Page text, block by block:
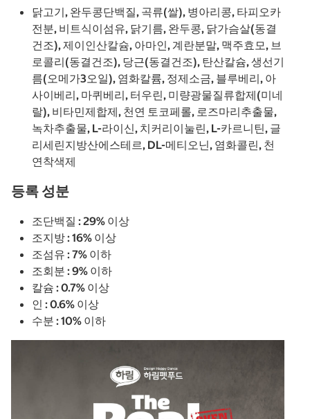
닭고기, 완두콩단백질, 곡류(쌀), 병아리콩, 타피오카
전분, 비트식이섬유, 닭기름, 완두콩, 닭가슴살(동결
건조), 제이인산칼슘, 아마인, 계란분말, 맥주효모, 브
로콜리(동결건조), 당근(동결건조), 탄산칼슘, 생선기
름(오메가3오일), 염화칼륨, 정제소금, 블루베리, 아
사이베리, 마퀴베리, 터우린, 미량광물질류합제(미네
랄), 비타민제합제, 천연 토코페롤, 로즈마리추출물,
녹차추출물, L-라이신, 치커리이눌린, L-카르니틴, 글
리세린지방산에스테르, DL-메티오닌, 염화콜린, 천
연착색제
등록 성분
조단백질 : 29% 이상
조지방 : 16% 이상
조섬유 : 7% 이하
조회분 : 9% 이하
칼슘 : 0.7% 이상
인 : 0.6% 이상
수분 : 10% 이하